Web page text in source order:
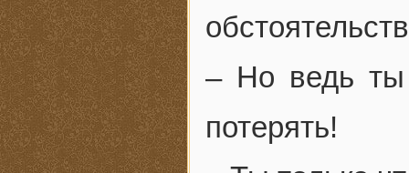
– Но ведь ты
потерять!